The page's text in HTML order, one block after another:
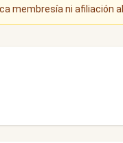
ni afiliación